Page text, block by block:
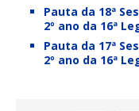
Pauta da 18ª
2º ano da 16ª
Pauta da 17ª
2º ano da 16ª